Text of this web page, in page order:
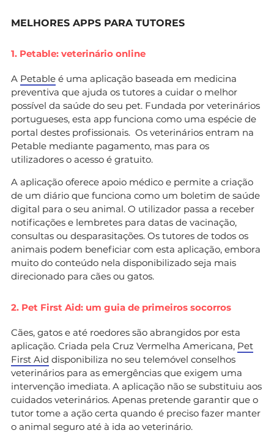
MELHORES APPS PARA TUTORES
1. Petable: veterinário online
A Petable é uma aplicação baseada em medicina
preventiva que ajuda os tutores a cuidar o melhor
possível da saúde do seu pet. Fundada por veterinários
portugueses, esta app funciona como uma espécie de
portal destes profissionais. Os veterinários entram na
Petable mediante pagamento, mas para os
utilizadores o acesso é gratuito.
A aplicação oferece apoio médico e permite a criação
de um diário que funciona como um boletim de saúde
digital para o seu animal. O utilizador passa a receber
notificações e lembretes para datas de vacinação,
consultas ou desparasitações. Os tutores de todos os
animais podem beneficiar com esta aplicação, embora
muito do conteúdo nela disponibilizado seja mais
direcionado para cães ou gatos.
2. Pet First Aid: um guia de primeiros socorros
Cães, gatos e até roedores são abrangidos por esta
aplicação. Criada pela Cruz Vermelha Americana, Pet
First Aid disponibiliza no seu telemóvel conselhos
veterinários para as emergências que exigem uma
intervenção imediata. A aplicação não se substituiu aos
cuidados veterinários. Apenas pretende garantir que o
tutor tome a ação certa quando é preciso fazer manter
o animal seguro até à ida ao veterinário.